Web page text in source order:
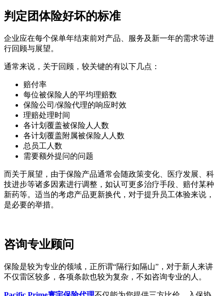
判定团体险好坏的标准
企业应在每个保单年结束前对产品、服务及新一年的需求等进
行回顾与展望。
通常来说，关于回顾，较关键的有以下几点：
赔付率
每位被保险人的平均理赔数
保险公司/保险代理的响应时效
理赔处理时间
各计划覆盖被保险人人数
各计划覆盖附属被保险人人数
总员工人数
需要额外提问的问题
而关于展望，由于保险产品通常会随政策变化、医疗发展、科
技进步等诸多因素进行调整，如认可更多治疗手段、赔付某种
新药等。适当的考虑产品更新换代，对于提升员工体验来说，
是必要的举措。
咨询专业顾问
保险是较为专业的领域，正所谓“隔行如隔山”，对于新人来讲
不仅雷区较多，各项条款也较为复杂，不如咨询专业的人。